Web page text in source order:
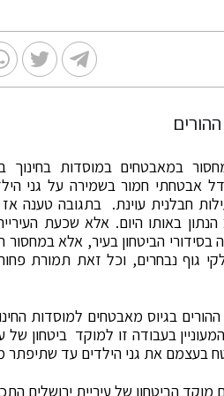
במאבטחים במוסדות בחינוך
חמור בשמירה על גני
חבלנית עוינת. בתגובה טענה אז
באותו היום. אלא שכעת
בסידורי הביטחון בעיר, אלא
גוף נבחרים, וכל זאת תמורת
בגיוס מאבטחים למוסדות
בעבודה זו למוקד ביטחון של
בעצמם את גני הילדים עד שתיפתר
הביטחון של עיריית ירושלים